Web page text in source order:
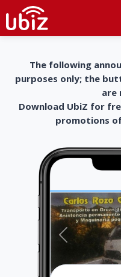
The following
purposes only; the
are
Download UbiZ for
promotions